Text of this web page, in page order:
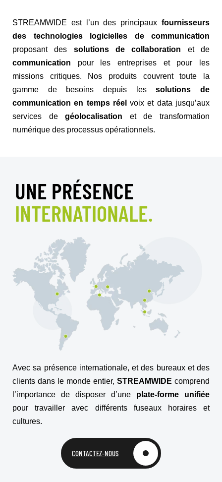
STREAMWIDE est l’un des principaux fournisseurs
des technologies logicielles de communication
proposant des solutions de collaboration et de
communication pour les entreprises et pour les
missions critiques. Nos produits couvrent toute la
gamme de besoins depuis lessolutions de
communication en temps réel voix et data jusqu’aux
services degéolocalisation et de transformation
numérique des processus opérationnels.
UNE PRÉSENCE
INTERNATIONALE.
Avec sa présence internationale, et des bureaux et des
clients dans le monde entier, STREAMWIDE comprend
l’importance de disposer d’une plate-forme unifiée
pour travailler avec différents fuseaux horaires et
cultures.
CONTACTEZ-NOUS